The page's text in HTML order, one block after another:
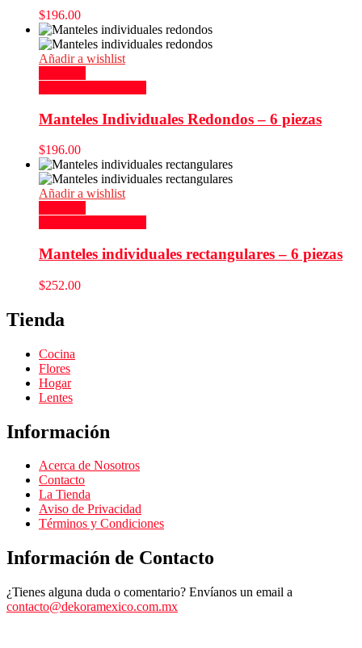
$196.00
Añadir a wishlist
Manteles Individuales Redondos – 6 piezas
$196.00
Añadir a wishlist
Manteles individuales rectangulares – 6 piezas
$252.00
Tienda
Cocina
Flores
Hogar
Lentes
Información
Acerca de Nosotros
Contacto
La Tienda
Aviso de Privacidad
Términos y Condiciones
Información de Contacto
¿Tienes alguna duda o comentario? Envíanos un email a
contacto@dekoramexico.com.mx